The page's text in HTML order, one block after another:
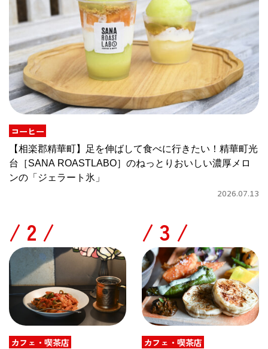
コーヒー
【相楽郡精華町】足を伸ばして食べに行きたい！精華町光
台［SANA ROASTLABO］のねっとりおいしい濃厚メロ
ンの「ジェラート氷」
2026.07.13
/
カフェ・喫茶店
/
カフェ・喫茶店